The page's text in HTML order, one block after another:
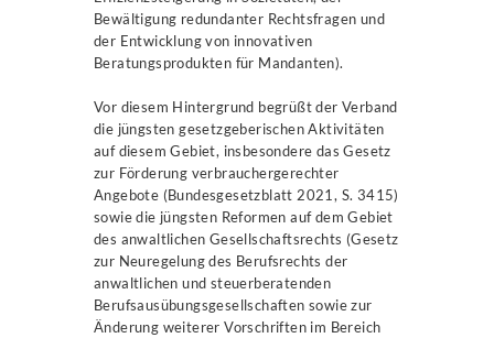
Bewältigung redundanter Rechtsfragen und
der Entwicklung von innovativen
Beratungsprodukten für Mandanten).
Vor diesem Hintergrund begrüßt der Verband
die jüngsten gesetzgeberischen Aktivitäten
auf diesem Gebiet, insbesondere das Gesetz
zur Förderung verbrauchergerechter
Angebote (Bundesgesetzblatt 2021, S. 3415)
sowie die jüngsten Reformen auf dem Gebiet
des anwaltlichen Gesellschaftsrechts (Gesetz
zur Neuregelung des Berufsrechts der
anwaltlichen und steuerberatenden
Berufsausübungsgesellschaften sowie zur
Änderung weiterer Vorschriften im Bereich